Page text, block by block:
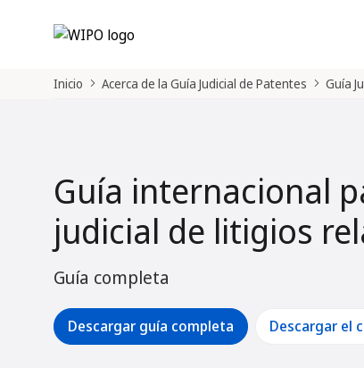
Inicio Acerca de la Guía Judicial de Patentes Guía
Guía internacional
judicial de litigios
Guía completa
Descargar guía completa Descargar el